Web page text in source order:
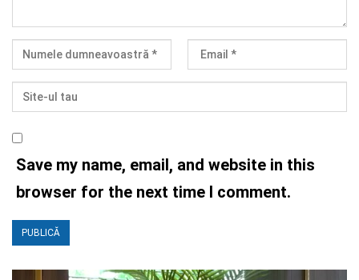
Save my name, email, and website in this
browser for the next time I comment.